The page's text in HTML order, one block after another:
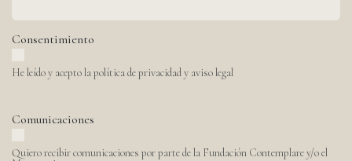
Consentimiento
He leído y acepto la política de privacidad y aviso legal
Comunicaciones
Quiero recibir comunicaciones por parte de la Fundación Contemplare y/o el